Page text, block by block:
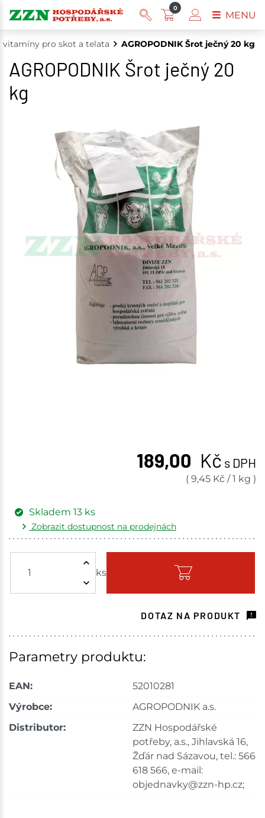
vitamíny pro skot a telata AGROPODNIK Šrot ječný 20 kg
AGROPODNIK Šrot ječný 20
kg
189,00 Kč s DPH
( 9,45 Kč /1 kg )
ks
Skladem 13 ks
Zobrazit dostupnost na prodejnách
Skladem - ihned k odeslání
Havlíčkův Brod 3 ks
Mohelnice
Skladem na prodejně - doručení do 7 dnů
Skladem na prodejně - doručení do 7 dnů
2 ks
DOTAZ NA PRODUKT
Parametry produktu:
EAN:
52010281
Výrobce:
AGROPODNIK a.s.
Distributor:
ZZN Hospodářské
potřeby, a.s., Jihlavská 16,
Žďár nad Sázavou, tel.: 566
618 566, e-mail:
objednavky@zzn-hp.cz;
0
MENU